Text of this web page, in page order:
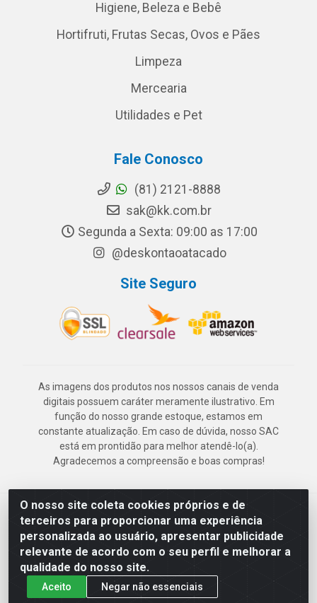
O nosso site coleta cookies próprios e de
terceiros para proporcionar uma experiência
personalizada ao usuário, apresentar publicidade
relevante de acordo com o seu perfil e melhorar a
qualidade do nosso site.
Aceito Negar não essenciais
Higiene, Beleza e Bebê
Hortifruti, Frutas Secas, Ovos e Pães
Limpeza
Mercearia
Utilidades e Pet
Fale Conosco
(81) 2121-8888
sak@kk.com.br
Segunda a Sexta: 09:00 as 17:00
@deskontaoatacado
Site Seguro
As imagens dos produtos nos nossos canais de venda
digitais possuem caráter meramente ilustrativo. Em
função do nosso grande estoque, estamos em
constante atualização. Em caso de dúvida, nosso SAC
está em prontidão para melhor atendê-lo(a).
Agradecemos a compreensão e boas compras!
Deskontão Atacado - Av. Marechal Mascarenhas de Morais, 2471 -
Imbiribeira - Recife/PE - CEP 51.150-001 - CNPJ 24.150.377/0003-
57